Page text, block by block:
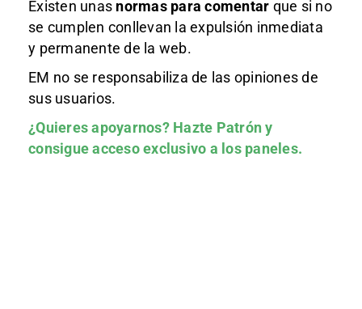
Existen unas normas para comentar que si no
se cumplen conllevan la expulsión inmediata
y permanente de la web.
EM no se responsabiliza de las opiniones de
sus usuarios.
¿Quieres apoyarnos? Hazte Patróny
consigue acceso exclusivo a los paneles.